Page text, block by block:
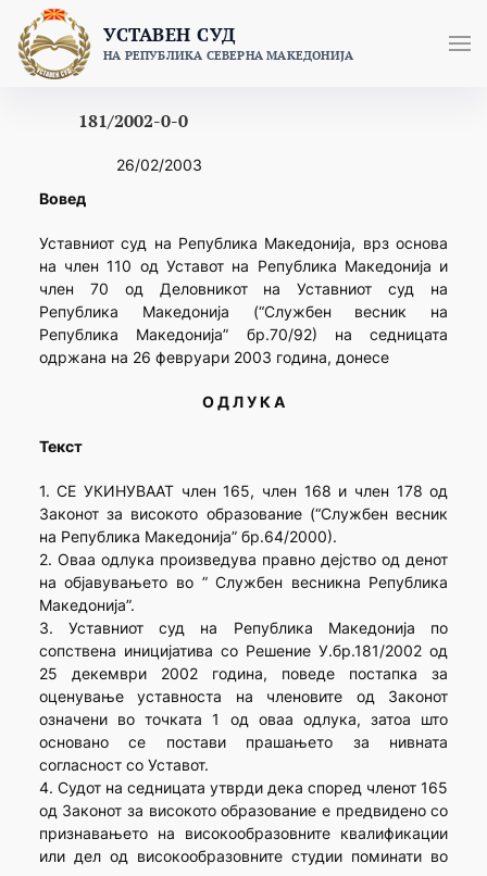
content
УСТАВЕН СУД
НА РЕПУБЛИКА СЕВЕРНА МАКЕДОНИЈА
181/2002-0-0
26/02/2003
Вовед
Уставниот суд на Република Македонија, врз основа
на член 110 од Уставот на Република Македонија и
член 70 од Деловникот на Уставниот суд на
Република Македонија (“Службен весник на
Република Македонија” бр.70/92) на седницата
одржана на 26 февруари 2003 година, донесе
О Д Л У К А
Текст
1. СЕ УКИНУВААТ член 165, член 168 и член 178 од
Законот за високото образование (“Службен весник
на Република Македонија” бр.64/2000).
2. Оваа одлука произведува правно дејство од денот
на објавувањето во ” Службен весникна Република
Македонија”.
3. Уставниот суд на Република Македонија по
сопствена иницијатива со Решение У.бр.181/2002 од
25 декември 2002 година, поведе постапка за
оценување уставноста на членовите од Законот
означени во точката 1 од оваа одлука, затоа што
основано се постави прашањето за нивната
согласност со Уставот.
4. Судот на седницата утврди дека според членот 165
од Законот за високото образование е предвидено со
признавањето на високообразовните квалификации
или дел од високообразовните студии поминати во